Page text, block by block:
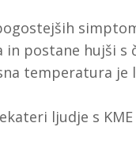
in postane hujši s
temperatura
ljudje s